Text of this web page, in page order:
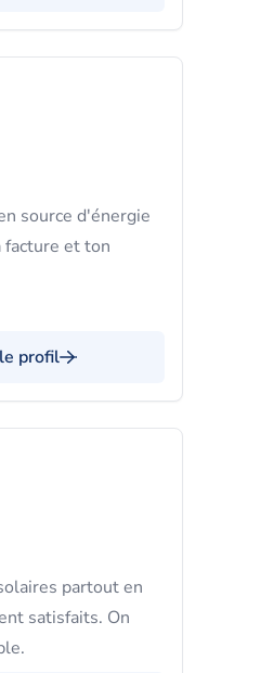
source d'énergie
facture et ton
profil
partout en
satisfaits. On